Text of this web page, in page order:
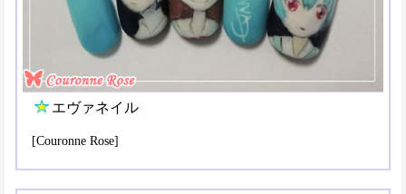
エヴァネイル
[Couronne Rose]